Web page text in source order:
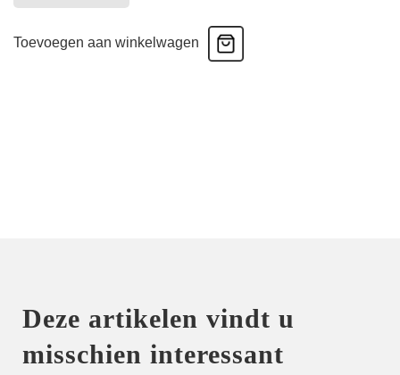
HOME
String
Toevoegen aan winkelwagen
Deze artikelen vindt u
misschien interessant